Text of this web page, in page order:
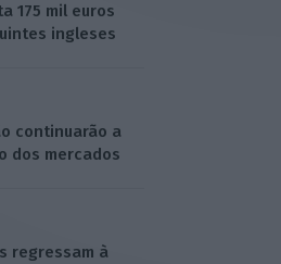
175 mil euros
ingleses
continuarão a
dos mercados
regressam à